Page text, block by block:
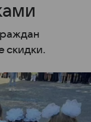
скидки.